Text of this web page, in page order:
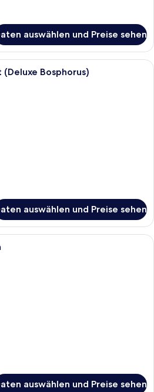
auswählen und Preise sehen
Deluxe-Suite, 1 King-Bett (Deluxe
Bosphorus)
auswählen und Preise sehen
Suite, 1 King-Bett, Balkon |
auswählen und Preise sehen